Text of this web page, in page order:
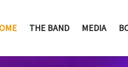
THE BAND MEDIA